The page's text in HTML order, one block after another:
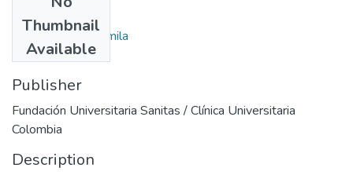
Thumbnail
Available
Authors
Quinto Moya, Luzmila
Publisher
Fundación Universitaria Sanitas / Clínica Universitaria
Colombia
Description